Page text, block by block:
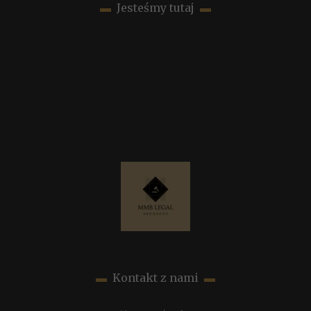
▬ Jesteśmy tutaj ▬
▬ Kontakt z nami ▬